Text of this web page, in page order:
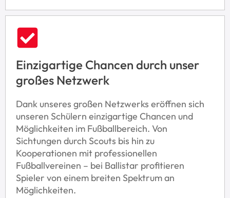
Einzigartige Chancen durch unser
großes Netzwerk
Dank unseres großen Netzwerks eröffnen sich
unseren Schülern einzigartige Chancen und
Möglichkeiten im Fußballbereich. Von
Sichtungen durch Scouts bis hin zu
Kooperationen mit professionellen
Fußballvereinen – bei Ballistar profitieren
Spieler von einem breiten Spektrum an
Möglichkeiten.